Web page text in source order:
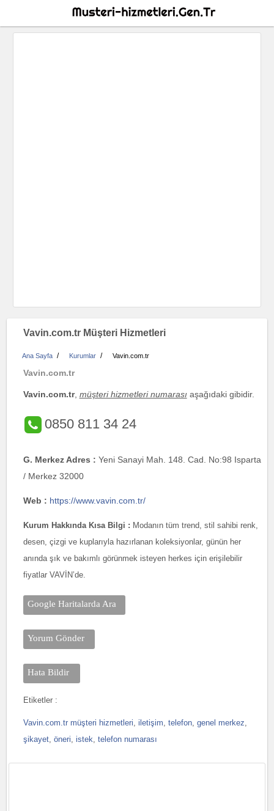
Vavin.com.tr Müşteri Hizmetleri
Ana Sayfa / Kurumlar / Vavin.com.tr
Vavin.com.tr
Vavin.com.tr, müşteri hizmetleri numarasıaşağıdaki gibidir.
0850 811 34 24
G. Merkez Adres : Yeni Sanayi Mah. 148. Cad. No:98 Isparta
/ Merkez 32000
Web : https://www.vavin.com.tr/
Kurum Hakkında Kısa Bilgi : Modanın tüm trend, stil sahibi renk,
desen, çizgi ve kuplarıyla hazırlanan koleksiyonlar, günün her
anında şık ve bakımlı görünmek isteyen herkes için erişilebilir
fiyatlar VAVİN’de.
Google Haritalarda Ara
Yorum Gönder
Hata Bildir
Etiketler :
Vavin.com.tr müşteri hizmetleri, iletişim, telefon, genel merkez,
şikayet, öneri, istek, telefon numarası